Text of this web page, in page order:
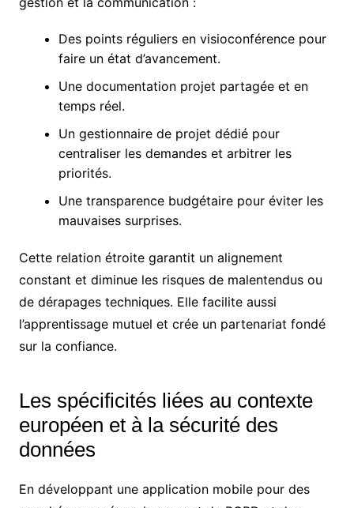
Des points réguliers en visioconférence pour
faire un état d’avancement.
Une documentation projet partagée et en
temps réel.
Un gestionnaire de projet dédié pour
centraliser les demandes et arbitrer les
priorités.
Une transparence budgétaire pour éviter les
mauvaises surprises.
Cette relation étroite garantit un alignement
constant et diminue les risques de malentendus ou
de dérapages techniques. Elle facilite aussi
l’apprentissage mutuel et crée un partenariat fondé
sur la confiance.
Les spécificités liées au contexte
européen et à la sécurité des
données
En développant une application mobile pour des